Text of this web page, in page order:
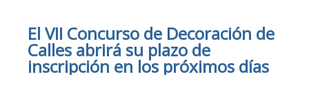
El VII Concurso de Decoración de
Calles abrirá su plazo de
inscripción en los próximos días